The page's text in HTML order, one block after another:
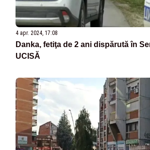
4 apr. 2024, 17:08
Danka, fetiţa de 2 ani dispărută în
UCISĂ